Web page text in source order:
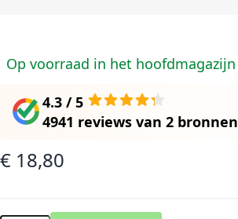
Op voorraad in het hoofdmagazijn
4.3 / 5
4941 reviews van 2 bronnen
€ 18,80